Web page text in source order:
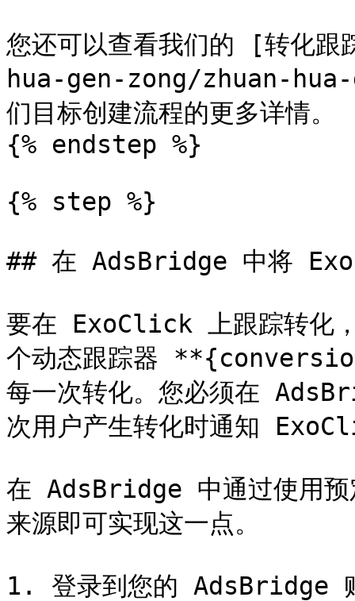
您还可以查看我们的 [转
hua-gen-zong/zhuan-hua-
们目标创建流程的更多详情。
{% endstep %}
{% step %}
## 在 AdsBridge 中将
要在 ExoClick 上跟踪转化
个动态跟踪器
每一次转化。您必须在
次用户产生转化时通知
在 AdsBridge 中通过使用
来源即可实现这一点。
1. 登录到您的 AdsBridge